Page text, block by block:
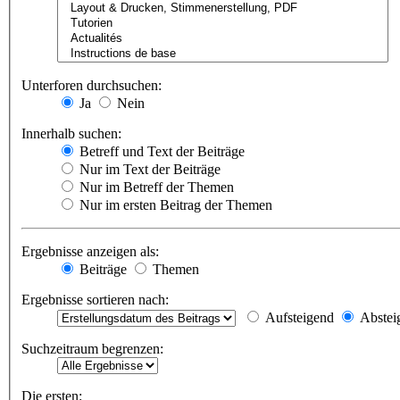
Unterforen durchsuchen:
Ja
Nein
Innerhalb suchen:
Betreff und Text der Beiträge
Nur im Text der Beiträge
Nur im Betreff der Themen
Nur im ersten Beitrag der Themen
Ergebnisse anzeigen als:
Beiträge
Themen
Ergebnisse sortieren nach:
Aufsteigend
Suchzeitraum begrenzen:
Die ersten: